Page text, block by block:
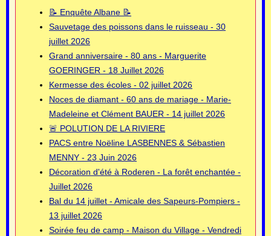
📝 Enquête Albane 📝
Sauvetage des poissons dans le ruisseau - 30
juillet 2026
Grand anniversaire - 80 ans - Marguerite
GOERINGER - 18 Juillet 2026
Kermesse des écoles - 02 juillet 2026
Noces de diamant - 60 ans de mariage - Marie-
Madeleine et Clément BAUER - 14 juillet 2026
🚨 POLUTION DE LA RIVIERE
PACS entre Noëline LASBENNES & Sébastien
MENNY - 23 Juin 2026
Décoration d'été à Roderen - La forêt enchantée -
Juillet 2026
Bal du 14 juillet - Amicale des Sapeurs-Pompiers -
13 juillet 2026
Soirée feu de camp - Maison du Village - Vendredi